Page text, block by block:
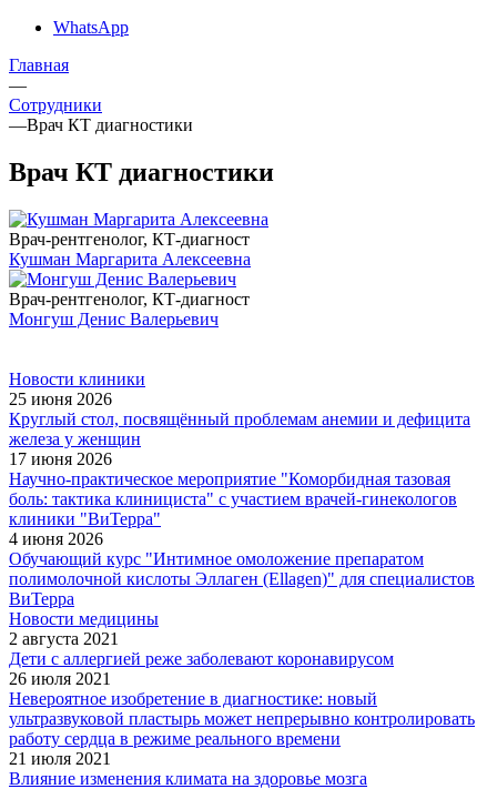
WhatsApp
Главная
—
Сотрудники
—Врач КТ диагностики
Врач КТ диагностики
Врач-рентгенолог, КТ-диагност
Кушман Маргарита Алексеевна
Врач-рентгенолог, КТ-диагност
Монгуш Денис Валерьевич
Новости клиники
25 июня 2026
Круглый стол, посвящённый проблемам анемии и дефицита
железа у женщин
17 июня 2026
Научно-практическое мероприятие "Коморбидная тазовая
боль: тактика клинициста" с участием врачей-гинекологов
клиники "ВиТерра"
4 июня 2026
Обучающий курс "Интимное омоложение препаратом
полимолочной кислоты Эллаген (Ellagen)" для специалистов
ВиТерра
Новости медицины
2 августа 2021
Дети с аллергией реже заболевают коронавирусом
26 июля 2021
Невероятное изобретение в диагностике: новый
ультразвуковой пластырь может непрерывно контролировать
работу сердца в режиме реального времени
21 июля 2021
Влияние изменения климата на здоровье мозга